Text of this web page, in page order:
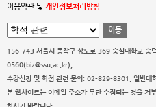
이용약관 및 개인정보처리방침
이동
156-743 서울시 동작구 상도로 369 숭실대학교 숭
0560(biz@ssu.ac.kr),
수강신청 및 학점 관련 문의: 02-829-8301, 일반
본 웹사이트는 이메일 주소가 무단 수집되는 것을 거